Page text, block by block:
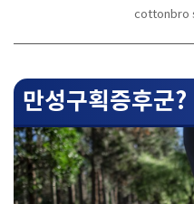
cottonbro
만성구획증후군?